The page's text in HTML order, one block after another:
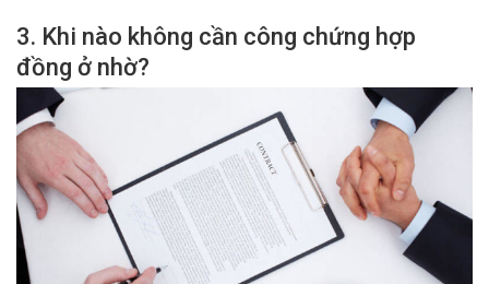
3. Khi nào không cần công chứng hợp
đồng ở nhờ?